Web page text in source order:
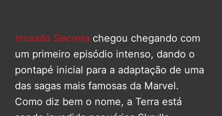
Invasão Secreta chegou chegando com
um primeiro episódio intenso, dando o
pontapé inicial para a adaptação de uma
das sagas mais famosas da Marvel.
Como diz bem o nome, a Terra está